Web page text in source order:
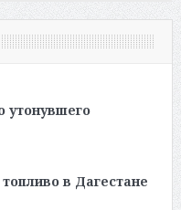
утонувшего
в Дагестане